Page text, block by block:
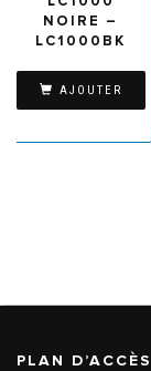
NOIRE –
LC1000BK
AJOUTER
PLAN D’ACCÈS